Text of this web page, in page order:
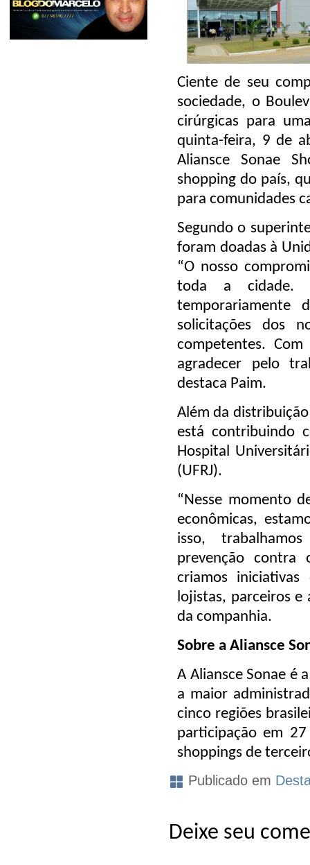
Ciente de seu
sociedade, o
cirúrgicas para
quinta-feira, 9 de
Aliansce Sonae
shopping do país,
para comunidades
Segundo o
foram doadas à
“O nosso
toda a cidade.
solicitações dos
competentes.
agradecer pelo
destaca Paim.
Além da
está contribuindo
Hospital
(UFRJ).
“Nesse momento
econômicas,
isso,
prevenção
criamos
lojistas, parceiros e
da companhia.
Sobre a Aliansce
A Aliansce Sonae é
a maior
cinco regiões
participação em
shoppings de
Publicado em
Deixe seu